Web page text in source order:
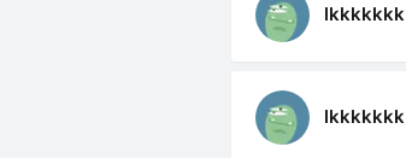
lkkkkkkk
lkkkkkkk